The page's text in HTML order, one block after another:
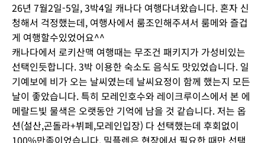
26년 7월2일-5일, 3박4일 캐나다 여행다녀왔습니다. 혼자 신
청해서 걱정했는데, 여행사에서 룸조인해주셔서 룸메와 즐겁
게 여행할수있었어요^^
캐나다에서 로키산맥 여행때는 무조건 패키지가 가성비있는
선택인듯합니다. 3박 이용한 숙소도 음식도 맛있었습니다. 일
기예보에 비가 오는 날씨였는데 날씨요정이 함께 했는지 모든
날이 좋았습니다. 특히 모레인호수와 레이크루이스에서 본 에
메랄드빛 물색은 오랫동안 기억에 남을 것 같습니다. 저는 옵
션(설산,곤돌라+뷔페,모레인입장) 다 선택했는데 후회없이
100%만족이었습니다. 밀플렌은 현장에서 필요한 때만 선택